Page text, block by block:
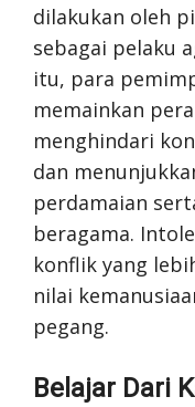
dilakukan oleh
sebagai pelaku
itu, para
memainkan
menghindari
dan
perdamaian
beragama.
konflik yang
nilai
pegang.
Belajar Dari